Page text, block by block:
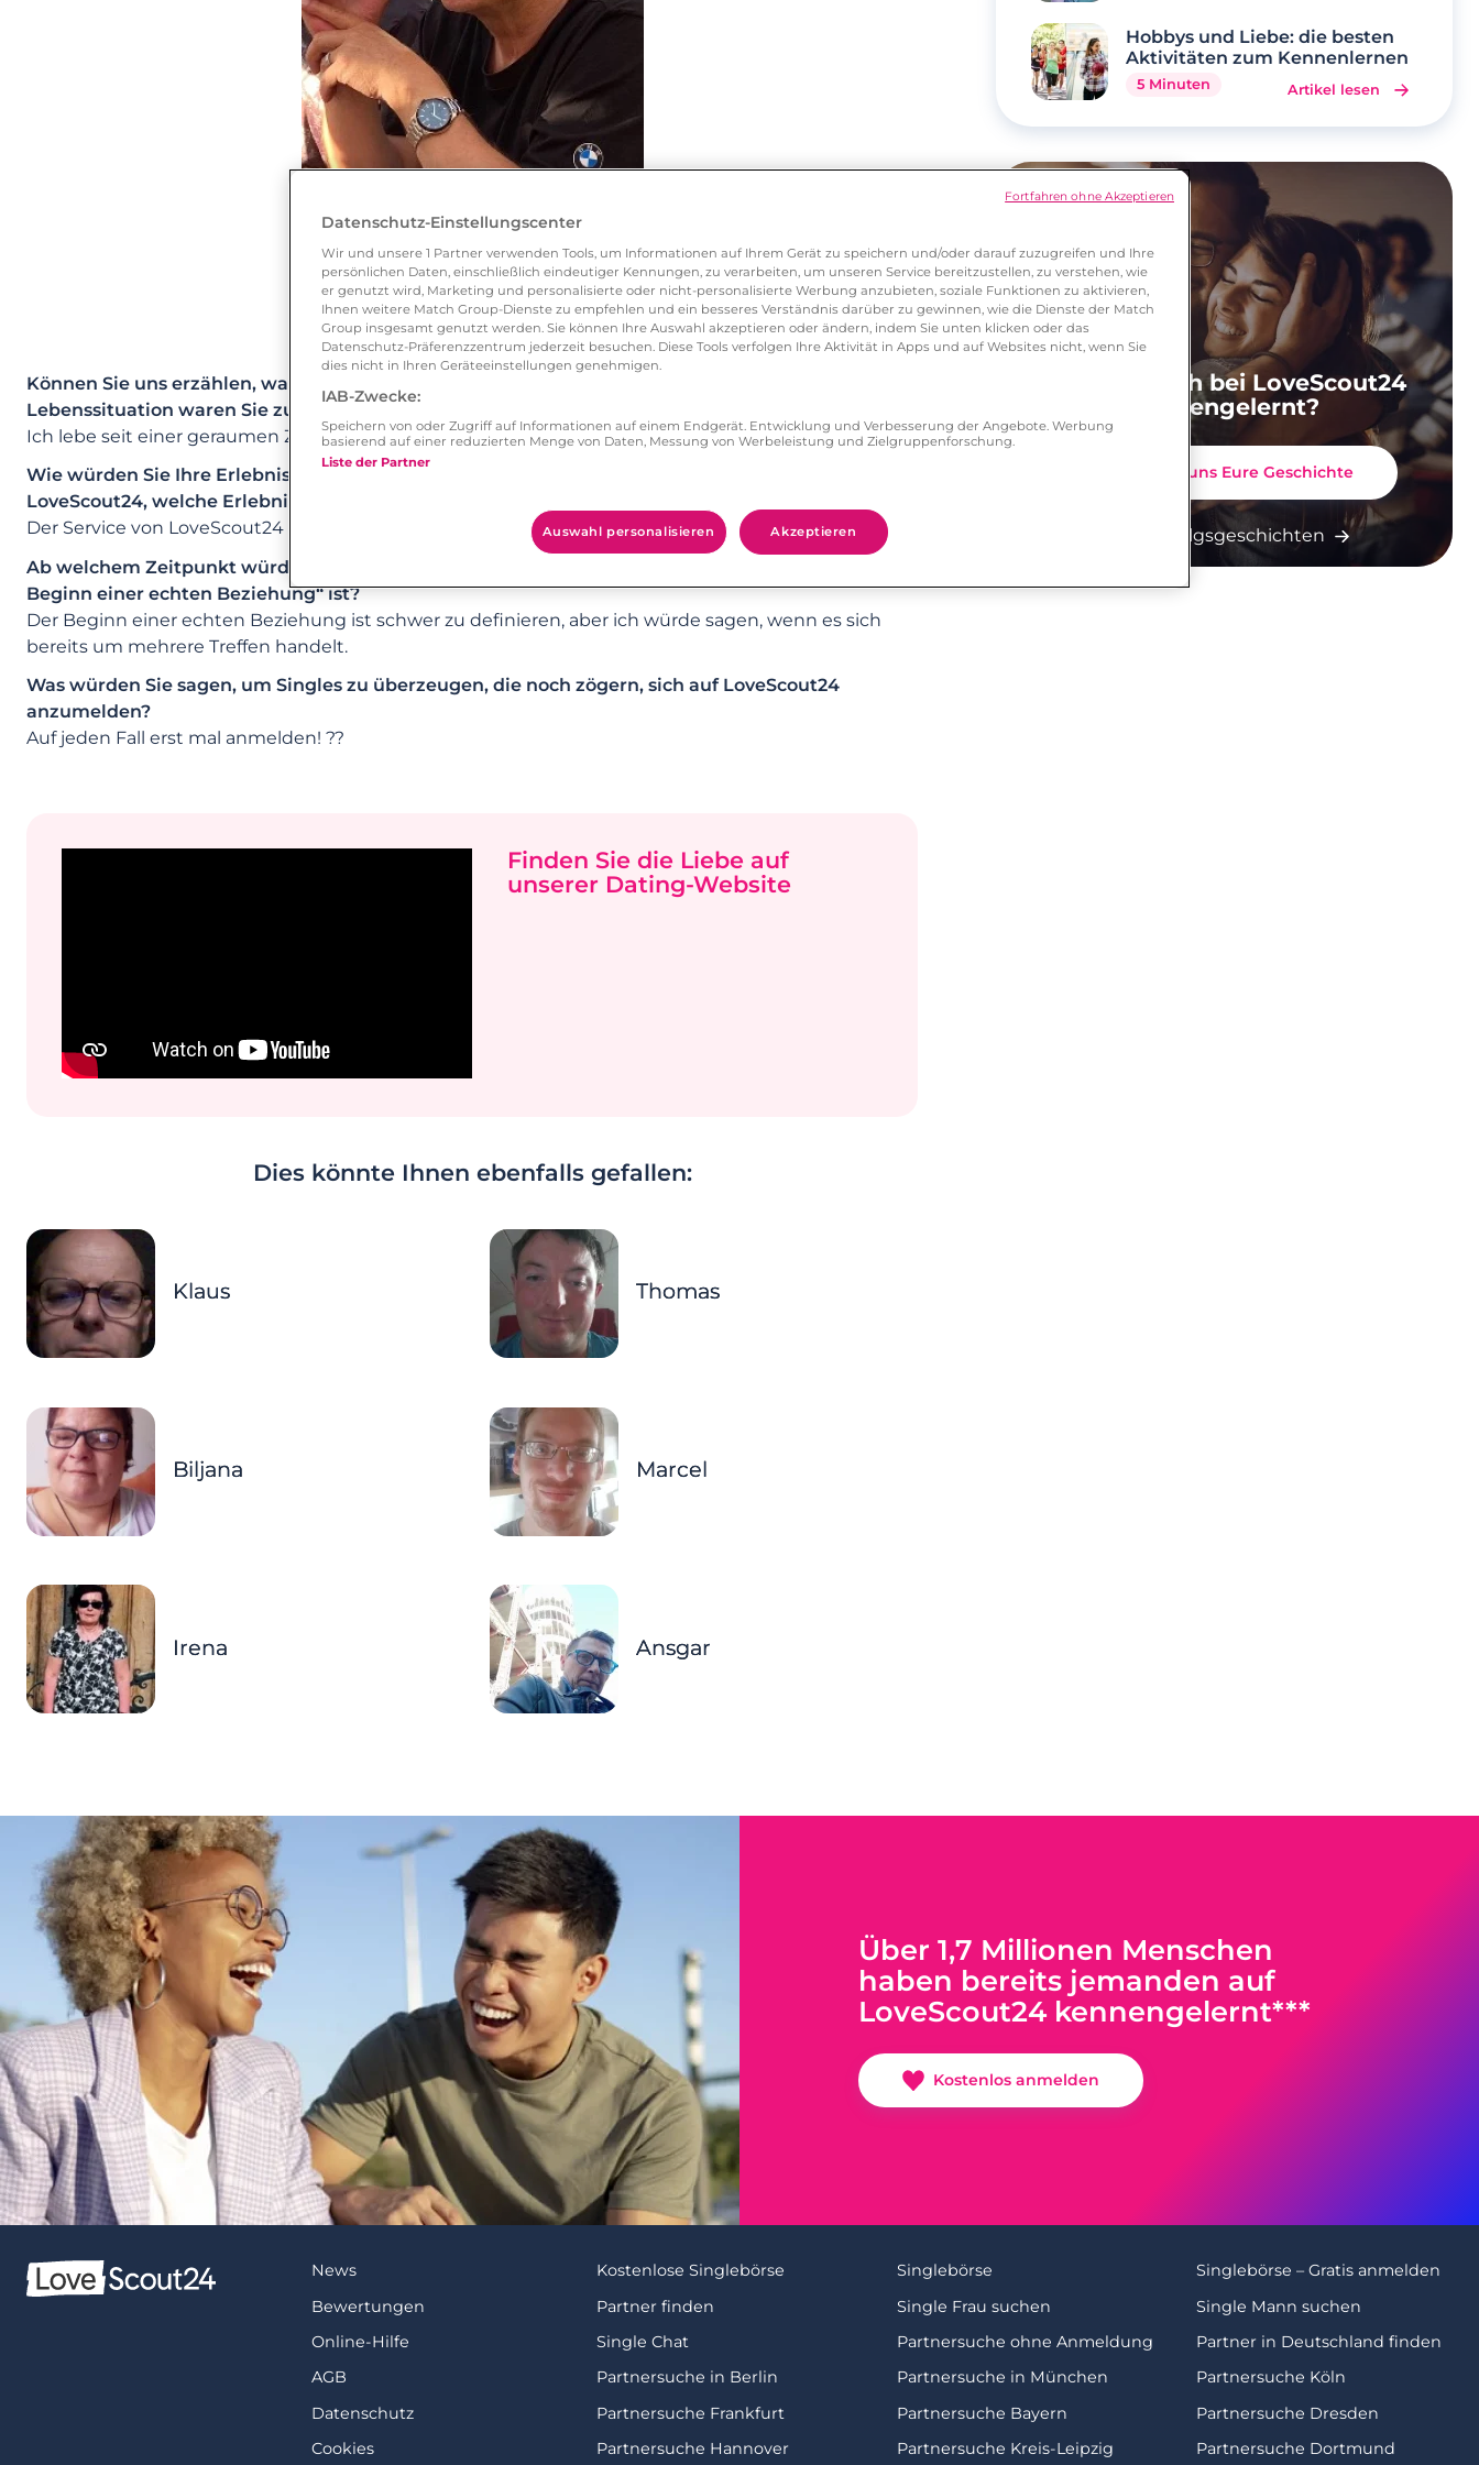
Können Sie uns erzählen, was Sie dazu gebracht hat, LoveScout24 auszuprobieren? In welcher
Lebenssituation waren Sie zu dem Zeitpunkt, wie ging es Ihnen?
Ich lebe seit einer geraumen Zeit alleine und möchte dies mit LoveScout24 gern ändern.
Wie würden Sie Ihre Erlebnisse als Single auf LoveScout24 beschreiben? (Was gefällt Ihnen an
LoveScout24, welche Erlebnisse sind Ihnen besonders im Gedächtnis geblieben, …)
Der Service von LoveScout24 ist prima und ich bin rundum zufrieden. ??
Ab welchem Zeitpunkt würden Sie beim Kennenlernen einer neuen Person sagen, dass es „der
Beginn einer echten Beziehung“ ist?
Der Beginn einer echten Beziehung ist schwer zu definieren, aber ich würde sagen, wenn es sich
bereits um mehrere Treffen handelt.
Was würden Sie sagen, um Singles zu überzeugen, die noch zögern, sich auf LoveScout24
anzumelden?
Auf jeden Fall erst mal anmelden! ??
Finden Sie die Liebe auf
unserer Dating-Website
Dies könnte Ihnen ebenfalls gefallen:
Klaus Thomas
Biljana Marcel
Irena Ansgar
Hobbys und Liebe: die besten
Aktivitäten zum Kennenlernen
5 Minuten Artikel lesen
Ihr habt Euch bei LoveScout24
kennengelernt?
Erzählt uns Eure Geschichte
Mehr Erfolgsgeschichten
Über 1,7 Millionen Menschen
haben bereits jemanden auf
LoveScout24 kennengelernt***
Kostenlos anmelden
News
Bewertungen
Online-Hilfe
AGB
Datenschutz
Cookies
Kostenlose Singlebörse Singlebörse
Singlebörse – Gratis anmelden
Partner finden
Single Frau suchen
Single Mann suchen
Single Chat
Partnersuche ohne Anmeldung
Partner in Deutschland finden
Partnersuche in Berlin
Partnersuche in München
Partnersuche Köln
Partnersuche Frankfurt
Partnersuche Bayern
Partnersuche Dresden
Partnersuche Hannover
Partnersuche Kreis-Leipzig Partnersuche Dortmund
Datenschutz-Einstellungscenter
Wir und unsere 1 Partner verwenden Tools, um Informationen auf Ihrem Gerät zu speichern und/oder darauf zuzugreifen und Ihre
persönlichen Daten, einschließlich eindeutiger Kennungen, zu verarbeiten, um unseren Service bereitzustellen, zu verstehen, wie
er genutzt wird, Marketing und personalisierte oder nicht-personalisierte Werbung anzubieten, soziale Funktionen zu aktivieren,
Ihnen weitere Match Group-Dienste zu empfehlen und ein besseres Verständnis darüber zu gewinnen, wie die Dienste der Match
Group insgesamt genutzt werden. Sie können Ihre Auswahl akzeptieren oder ändern, indem Sie unten klicken oder das
Datenschutz-Präferenzzentrum jederzeit besuchen. Diese Tools verfolgen Ihre Aktivität in Apps und auf Websites nicht, wenn Sie
dies nicht in Ihren Geräteeinstellungen genehmigen.
IAB-Zwecke:
Speichern von oder Zugriff auf Informationen auf einem Endgerät. Entwicklung und Verbesserung der Angebote. Werbung
basierend auf einer reduzierten Menge von Daten, Messung von Werbeleistung und Zielgruppenforschung.
Liste der Partner
Auswahl personalisieren Akzeptieren
Fortfahren ohne Akzeptieren